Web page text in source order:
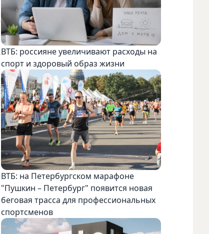
ВТБ: россияне увеличивают расходы на
спорт и здоровый образ жизни
ВТБ: на Петербургском марафоне
"Пушкин – Петербург" появится новая
беговая трасса для профессиональных
спортсменов